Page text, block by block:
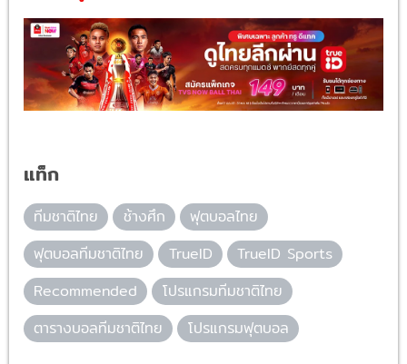
แท็ก
ทีมชาติไทย ช้างศึก
ฟุตบอลไทย
ฟุตบอลทีมชาติไทย
TrueID
TrueID Sports
Recommended
โปรแกรมทีมชาติไทย
ตารางบอลทีมชาติไทย
โปรแกรมฟุตบอล